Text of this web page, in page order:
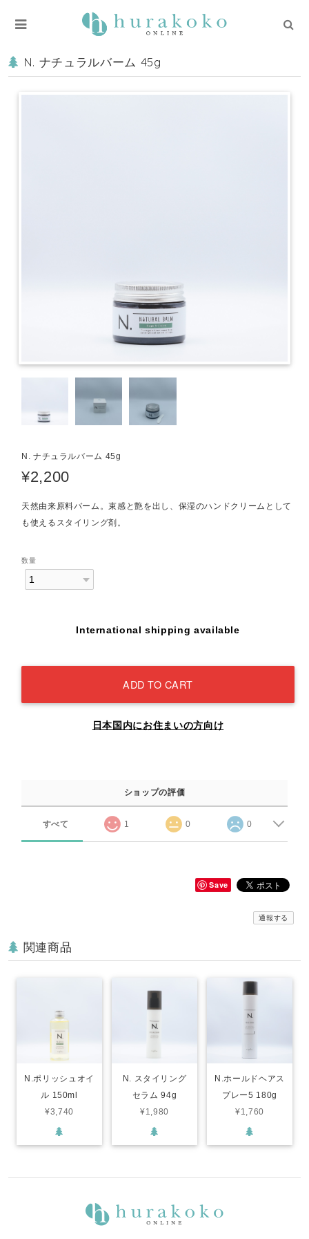
N. ナチュラルバーム 45g
N. ナチュラルバーム 45g
¥2,200
天然由来原料バーム。束感と艶を出し、保湿のハンドクリームとして
も使えるスタイリング剤。
数量
International shipping available
ADD TO CART
日本国内にお住まいの方向け
ショップの評価
すべて 1 0 0
Save
通報する
関連商品
N.ポリッシュオイ
ル 150ml
¥3,740
N. スタイリング
セラム 94g
¥1,980
N.ホールドヘアス
プレー5 180g
¥1,760